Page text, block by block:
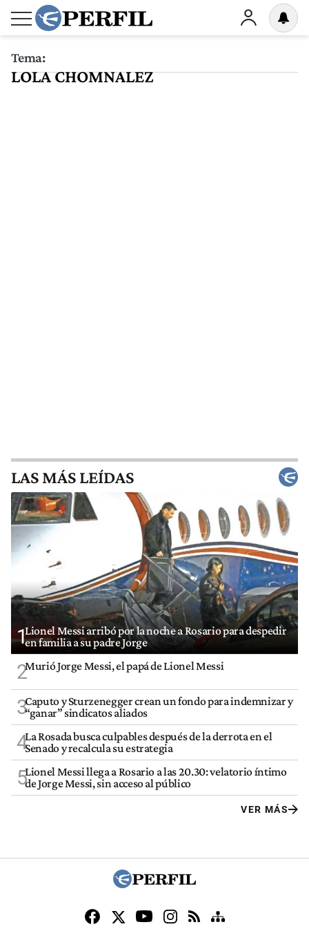
Tema:
LOLA CHOMNALEZ
LAS MÁS LEÍDAS
1Lionel Messi arribó por la noche a Rosario para despedir
en familia a su padre Jorge
2Murió Jorge Messi, el papá de Lionel Messi
3Caputo y Sturzenegger crean un fondo para indemnizar y
“ganar” sindicatos aliados
4La Rosada busca culpables después de la derrota en el
Senado y recalcula su estrategia
5Lionel Messi llega a Rosario a las 20.30: velatorio íntimo
de Jorge Messi, sin acceso al público
VER MÁS